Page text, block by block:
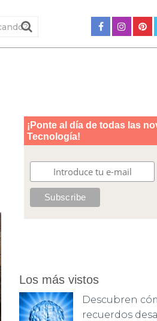
Los más vistos
Descubren
recuerdos